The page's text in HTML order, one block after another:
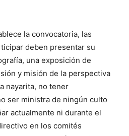
la convocatoria, las
deben presentar su
una exposición de
y misión de la perspectiva
nayarita, no tener
ser ministra de ningún culto
actualmente ni durante el
en los comités